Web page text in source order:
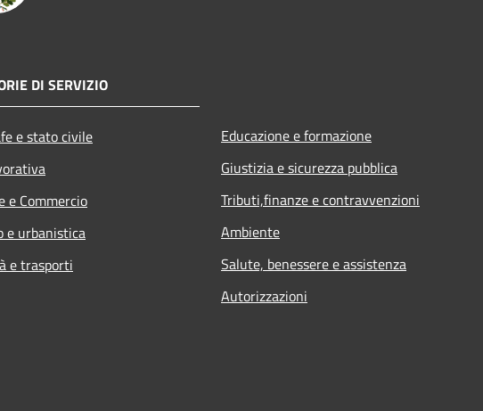
DI SERVIZIO
e stato civile
e Commercio
e urbanistica
e trasporti
Educazione e formazione
Giustizia e sicurezza pubblica
Tributi,finanze e contravvenzioni
Ambiente
Salute, benessere e assistenza
Autorizzazioni